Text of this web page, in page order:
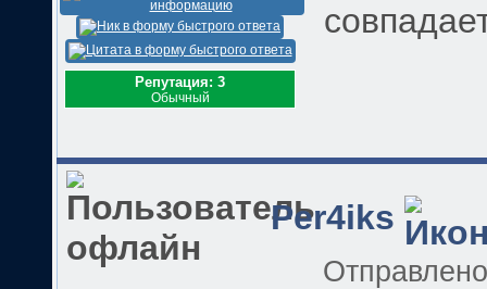
Репутация: 3
Обычный
Per4iks